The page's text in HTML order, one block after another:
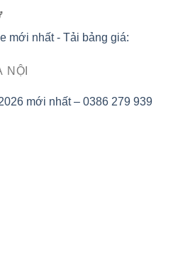
NỘI
mới nhất – 0386 279 939